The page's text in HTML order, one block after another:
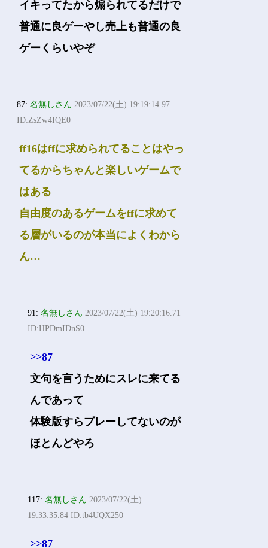
イキってたから煽られてるだけで
普通に良ゲーやし売上も普通の良
ゲーくらいやぞ
87:名無しさん 2023/07/22(土) 19:19:14.97
ID:ZsZw4IQE0
ff16はffに求められてることはやっ
てるからちゃんと楽しいゲームで
はある
自由度のあるゲームをffに求めて
る層がいるのが本当によくわから
ん…
91:名無しさん 2023/07/22(土) 19:20:16.71
ID:HPDmIDnS0
>>87
文句を言うためにスレに来てる
んであって
体験版すらプレーしてないのが
ほとんどやろ
117:名無しさん 2023/07/22(土)
19:33:35.84 ID:tb4UQX250
>>87